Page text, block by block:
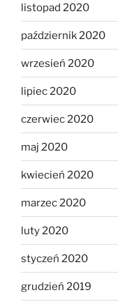
listopad 2020
październik 2020
wrzesień 2020
lipiec 2020
czerwiec 2020
maj 2020
kwiecień 2020
marzec 2020
luty 2020
styczeń 2020
grudzień 2019